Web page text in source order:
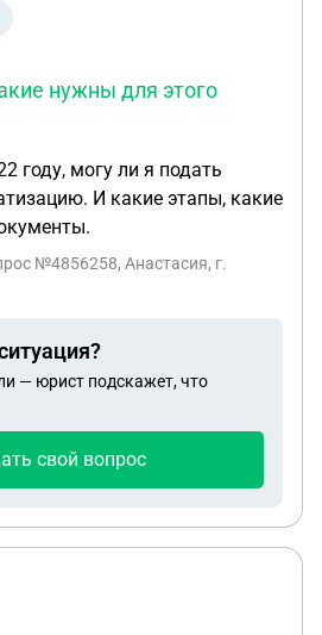
нужны для этого
году, могу ли я подать
И какие этапы, какие
№4856258, Анастасия, г.
— юрист подскажет, что
свой вопрос